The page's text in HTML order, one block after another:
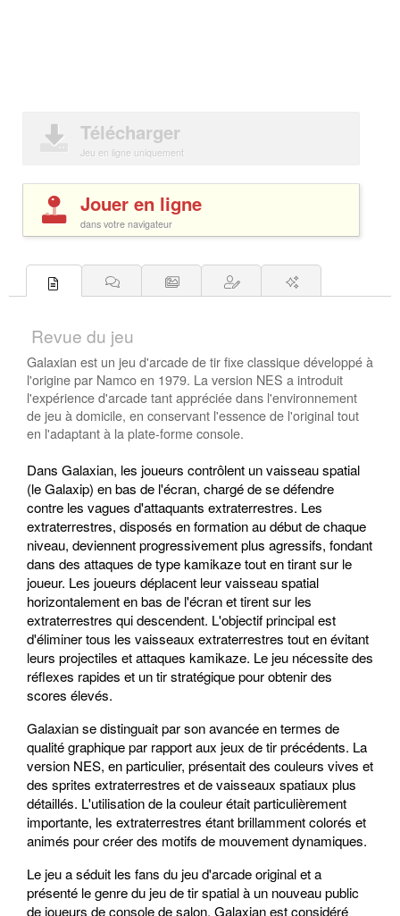
Télécharger
Jeu en ligne uniquement
Jouer en ligne
dans votre navigateur
Revue du jeu
Galaxian est un jeu d'arcade de tir fixe classique développé à
l'origine par Namco en 1979. La version NES a introduit
l'expérience d'arcade tant appréciée dans l'environnement
de jeu à domicile, en conservant l'essence de l'original tout
en l'adaptant à la plate-forme console.
Dans Galaxian, les joueurs contrôlent un vaisseau spatial
(le Galaxip) en bas de l'écran, chargé de se défendre
contre les vagues d'attaquants extraterrestres. Les
extraterrestres, disposés en formation au début de chaque
niveau, deviennent progressivement plus agressifs, fondant
dans des attaques de type kamikaze tout en tirant sur le
joueur. Les joueurs déplacent leur vaisseau spatial
horizontalement en bas de l'écran et tirent sur les
extraterrestres qui descendent. L'objectif principal est
d'éliminer tous les vaisseaux extraterrestres tout en évitant
leurs projectiles et attaques kamikaze. Le jeu nécessite des
réflexes rapides et un tir stratégique pour obtenir des
scores élevés.
Galaxian se distinguait par son avancée en termes de
qualité graphique par rapport aux jeux de tir précédents. La
version NES, en particulier, présentait des couleurs vives et
des sprites extraterrestres et de vaisseaux spatiaux plus
détaillés. L'utilisation de la couleur était particulièrement
importante, les extraterrestres étant brillamment colorés et
animés pour créer des motifs de mouvement dynamiques.
Le jeu a séduit les fans du jeu d'arcade original et a
présenté le genre du jeu de tir spatial à un nouveau public
de joueurs de console de salon. Galaxian est considéré